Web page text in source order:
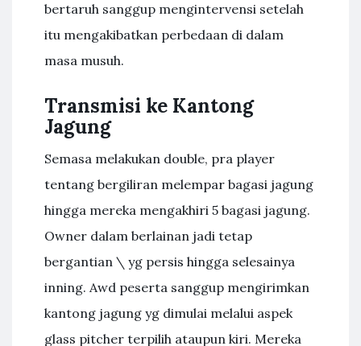
bertaruh sanggup mengintervensi setelah
itu mengakibatkan perbedaan di dalam
masa musuh.
Transmisi ke Kantong
Jagung
Semasa melakukan double, pra player
tentang bergiliran melempar bagasi jagung
hingga mereka mengakhiri 5 bagasi jagung.
Owner dalam berlainan jadi tetap
bergantian \ yg persis hingga selesainya
inning. Awd peserta sanggup mengirimkan
kantong jagung yg dimulai melalui aspek
glass pitcher terpilih ataupun kiri. Mereka